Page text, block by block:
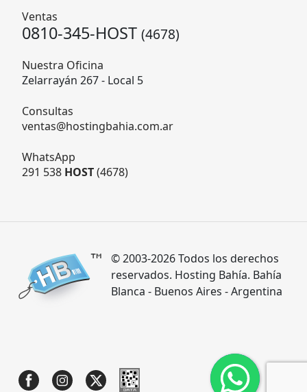
Ventas
0810-345-HOST (4678)
Nuestra Oficina
Zelarrayán 267 - Local 5
Consultas
ventas@hostingbahia.com.ar
WhatsApp
291 538 HOST(4678)
© 2003-2026 Todos los derechos
reservados. Hosting Bahía. Bahía
Blanca - Buenos Aires - Argentina